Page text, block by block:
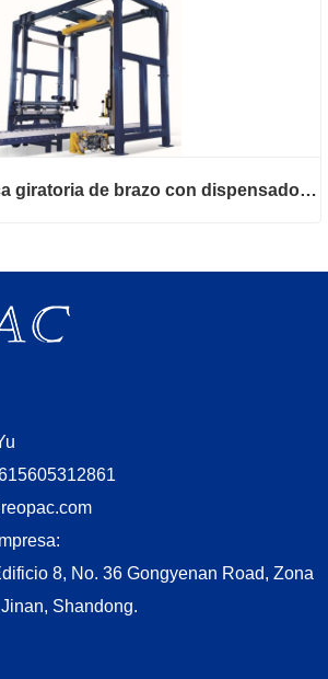
Envoltura elástica giratoria de brazo con dispensador de hoja superior
8, No. 36 Gongyenan Road, Zona
Shandong.